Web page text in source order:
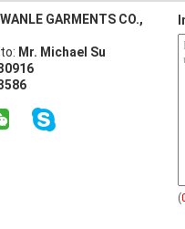
GARMENTS CO.,
Mr. Michael Su
(